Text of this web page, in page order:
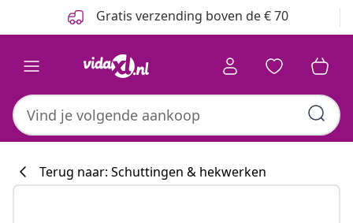
Gratis verzending boven de € 70
Terug naar: Schuttingen & hekwerken